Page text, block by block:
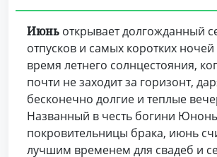
Июнь открывает долгожданный
отпусков и самых коротких ночей
время летнего солнцестояния,
почти не заходит за горизонт,
бесконечно долгие и теплые
Названный в честь богини
покровительницы брака, июнь
лучшим временем для свадеб и